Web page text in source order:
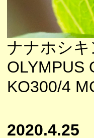
ナナホシ
OLYMPUS
KO300/4
2020.4.25